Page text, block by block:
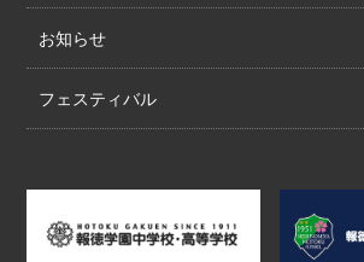
お知らせ
フェスティバル